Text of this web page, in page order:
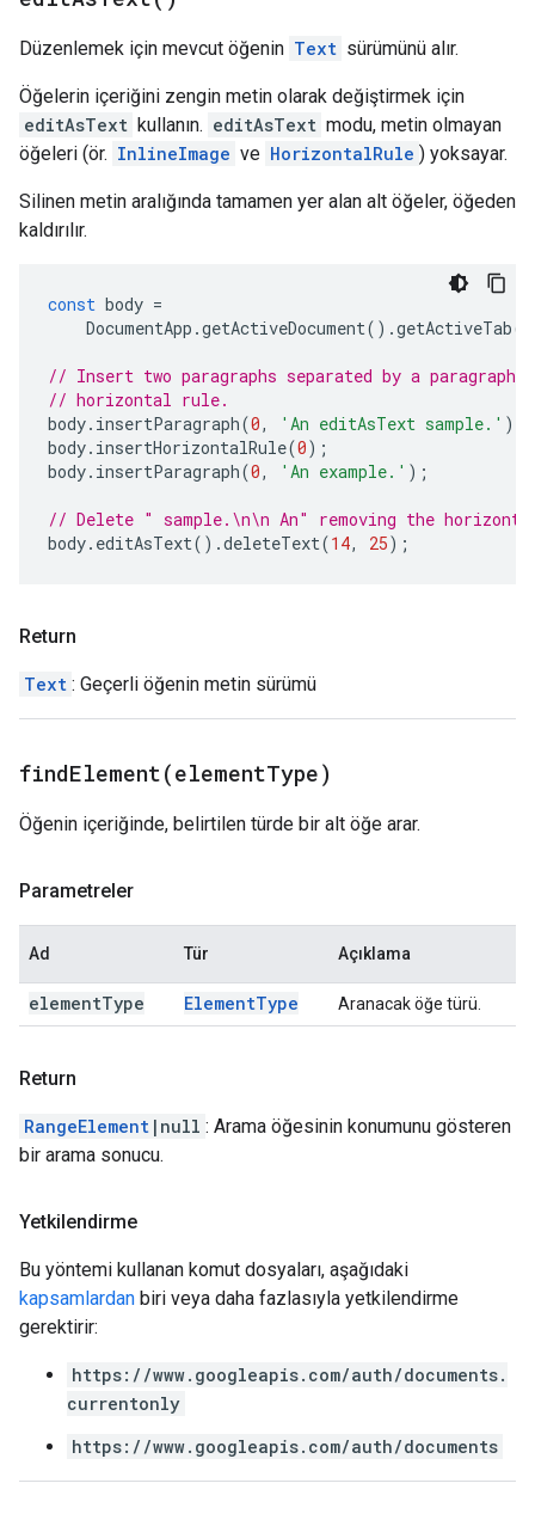
Düzenlemek için mevcut öğenin Text sürümünü alır.
Öğelerin içeriğini zengin metin olarak değiştirmek için
editAsText kullanın. editAsText modu, metin olmayan
öğeleri (ör. InlineImage ve HorizontalRule ) yoksayar.
Silinen metin aralığında tamamen yer alan alt öğeler, öğeden
kaldırılır.
const body =
DocumentApp .getActiveDocument().getActiveTab
// Insert two paragraphs separated by a paragraph
// horizontal rule.
body. insertParagraph(0, 'An editAsText sample.' );
body. insertHorizontalRule(0);
body. insertParagraph(0, 'An example.' );
// Delete " sample.\n\n An" removing the
body. editAsText().deleteText(14, 25);
Return
Text : Geçerli öğenin metin sürümü
findElement(elementType)
Öğenin içeriğinde, belirtilen türde bir alt öğe arar.
Parametreler
Ad Tür Açıklama
elementType ElementType Aranacak öğe türü.
Return
RangeElement |null : Arama öğesinin konumunu gösteren
bir arama sonucu.
Yetkilendirme
Bu yöntemi kullanan komut dosyaları, aşağıdaki
kapsamlardan biri veya daha fazlasıyla yetkilendirme
gerektirir:
https://www.googleapis.com/auth/documents.
currentonly
https://www.googleapis.com/auth/documents